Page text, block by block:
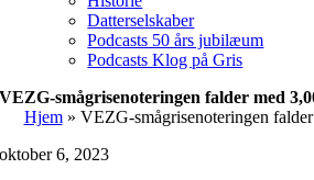
Datterselskaber
Podcasts 50 års jubilæum
Podcasts Klog på Gris
VEZG-smågrisenoteringen falder med
Hjem» VEZG-smågrisenoteringen
oktober 6, 2023